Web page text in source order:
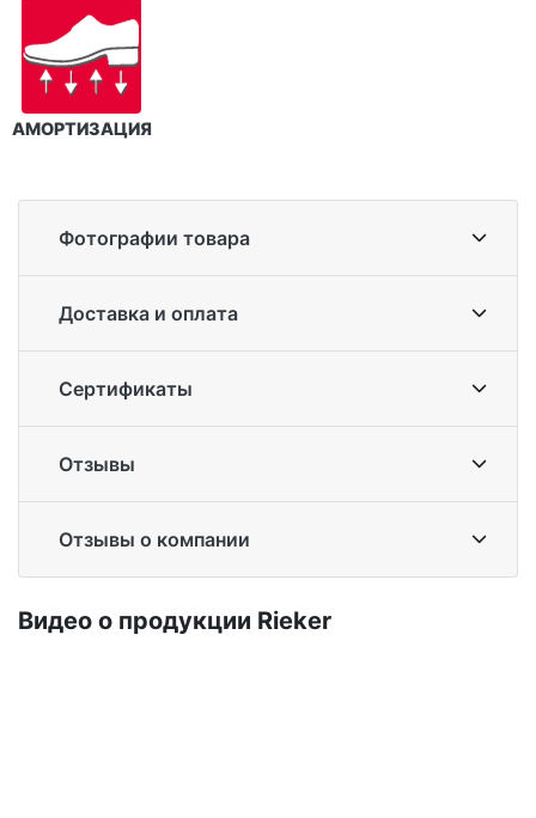
АМОРТИЗАЦИЯ
Фотографии товара
Доставка и оплата
Сертификаты
Отзывы
Отзывы о компании
Ви­део о про­дук­ции Ri­eker